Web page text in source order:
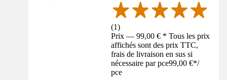
(1)
Prix — 99,00 € * Tous les prix
affichés sont des prix TTC,
frais de livraison en sus si
nécessaire par pce99,00 €*/
pce